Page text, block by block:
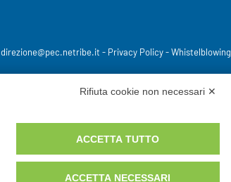
direzione@pec.netribe.it - Privacy Policy-Whistelblowing
Rifiuta cookie non necessari ✕
ACCETTA TUTTO
ACCETTA NECESSARI